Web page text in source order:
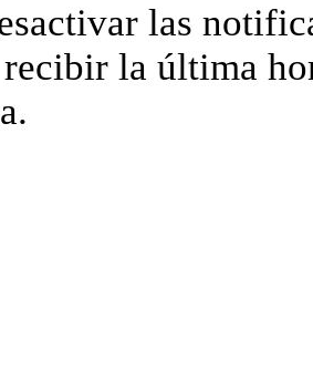
las
la última